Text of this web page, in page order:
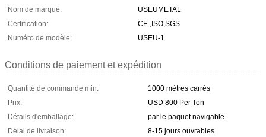
Nom de marque:
USEUMETAL
Certification:
CE ,ISO,SGS
Numéro de modèle:
USEU-1
Conditions de paiement et expédition
Quantité de commande min:
1000 mètres carrés
Prix:
USD 800 Per Ton
Détails d'emballage:
par le paquet navigable
Délai de livraison:
8-15 jours ouvrables